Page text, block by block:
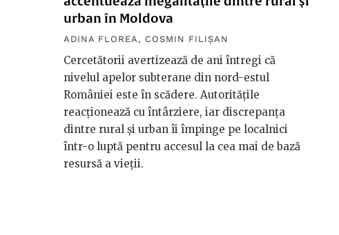
urban în Moldova
ADINA FLOREA , COSMIN FILIȘAN
Cercetătorii avertizează de ani întregi că
nivelul apelor subterane din nord-estul
României este în scădere. Autoritățile
reacționează cu întârziere, iar discrepanța
dintre rural și urban îi împinge pe localnici
într-o luptă pentru accesul la cea mai de bază
resursă a vieții.